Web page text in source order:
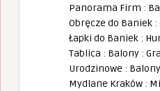
Panorama Firm :
Obręcze do Baniek :
Łapki do Baniek :
Tablica : Balony :
Urodzinowe :
Mydlane Kraków :